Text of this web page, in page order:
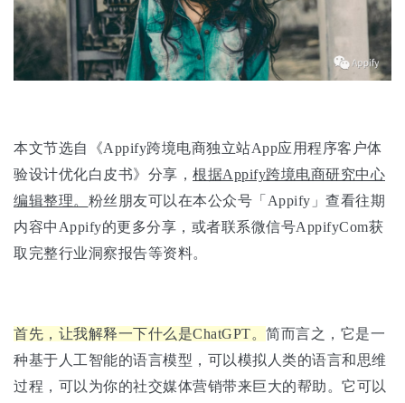
本文节选自《Appify跨境电商独立站App应用程序客户体
验设计优化白皮书》分享， 根据Appify跨境电商研究中心
编辑整理。 粉丝朋友可以在本公众号「Appify」查看往期
内容中Appify的更多分享，或者联系微信号AppifyCom获
取完整行业洞察报告等资料。
首先，让我解释一下什么是ChatGPT。 简而言之，它是一
种基于人工智能的语言模型，可以模拟人类的语言和思维
过程，可以为你的社交媒体营销带来巨大的帮助。它可以